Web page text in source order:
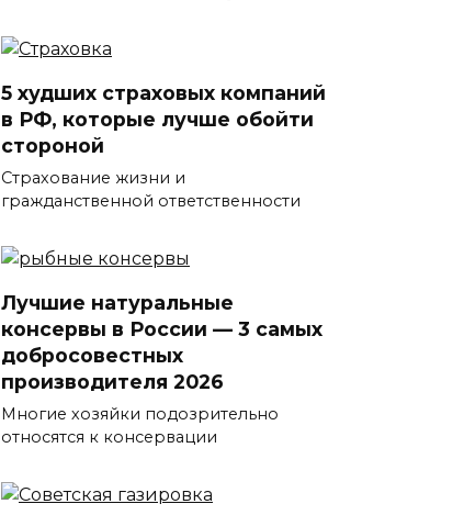
5 худших страховых компаний
в РФ, которые лучше обойти
стороной
Страхование жизни и
гражданственной ответственности
Лучшие натуральные
консервы в России — 3 самых
добросовестных
производителя 2026
Многие хозяйки подозрительно
относятся к консервации